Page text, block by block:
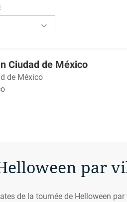
Ciudad de México
de México
par
de la tournée de Helloween